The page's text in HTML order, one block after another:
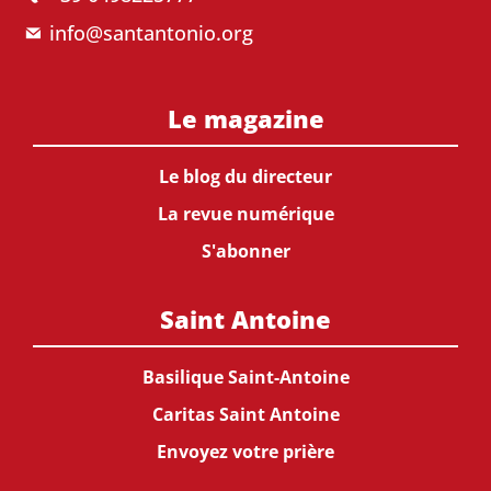
info@santantonio.org
Le magazine
Le blog du directeur
La revue numérique
S'abonner
Saint Antoine
Basilique Saint-Antoine
Caritas Saint Antoine
Envoyez votre prière